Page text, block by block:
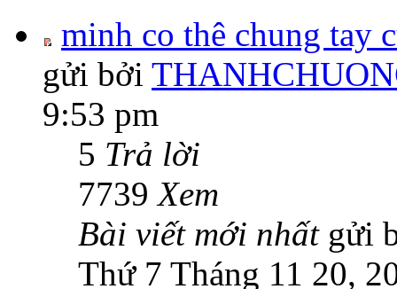
minh co thê chung tay
gửi bởi
9:53 pm
5 Trả lời
7739Xem
Bài viết mới nhất gửi
Thứ 7 Tháng 11 20,